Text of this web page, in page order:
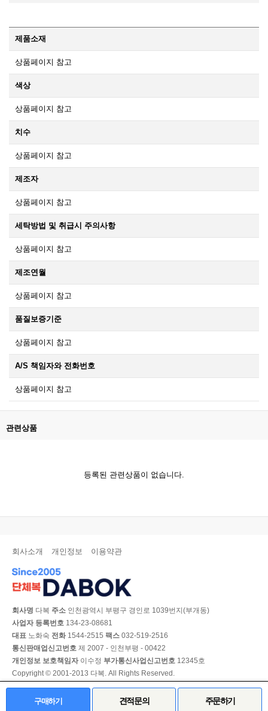
구매하기 견적문의 주문하기
제품소재
상품페이지 참고
색상
상품페이지 참고
치수
상품페이지 참고
제조자
상품페이지 참고
세탁방법 및 취급시 주의사항
상품페이지 참고
제조연월
상품페이지 참고
품질보증기준
상품페이지 참고
A/S 책임자와 전화번호
상품페이지 참고
관련상품
등록된 관련상품이 없습니다.
회사소개 개인정보 이용약관
회사명 다복 주소 인천광역시 부평구 경인로 1039번지(부개동)
사업자 등록번호 134-23-08681
대표 노화숙 전화 1544-2515 팩스 032-519-2516
통신판매업신고번호 제 2007 - 인천부평 - 00422
개인정보 보호책임자 이수정 부가통신사업신고번호 12345호
Copyright © 2001-2013 다복. All Rights Reserved.
PC 버전